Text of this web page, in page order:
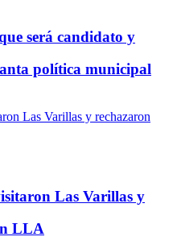
será candidato y
política municipal
Las Varillas y
LLA